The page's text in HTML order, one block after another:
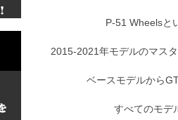
P-51 Wheelsと
2015-2021年モデルのマス
ベースモデルから
すべてのモデ